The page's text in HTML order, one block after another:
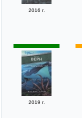
2016 г.
2019 г.